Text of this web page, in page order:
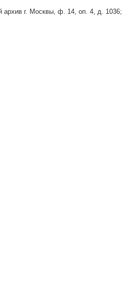
архив г. Москвы, ф. 14, оп. 4, д.